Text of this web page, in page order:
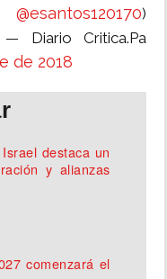
@esantos120170)
— Diario Critica.Pa
de 2018
destaca un
y alianzas
comenzará el